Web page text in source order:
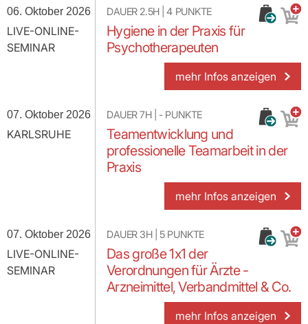
06. Oktober 2026
LIVE-ONLINE-
SEMINAR
DAUER 2.5H|4 PUNKTE
Hygiene in der Praxis für
Psychotherapeuten
mehr Infos anzeigen
07. Oktober 2026
KARLSRUHE
DAUER7H| -PUNKTE
Teamentwicklung und
professionelle Teamarbeit in der
Praxis
mehr Infos anzeigen
07. Oktober 2026
LIVE-ONLINE-
SEMINAR
DAUER 3H|5PUNKTE
Das große 1x1 der
Verordnungen für Ärzte -
Arzneimittel, Verbandmittel & Co.
mehr Infos anzeigen